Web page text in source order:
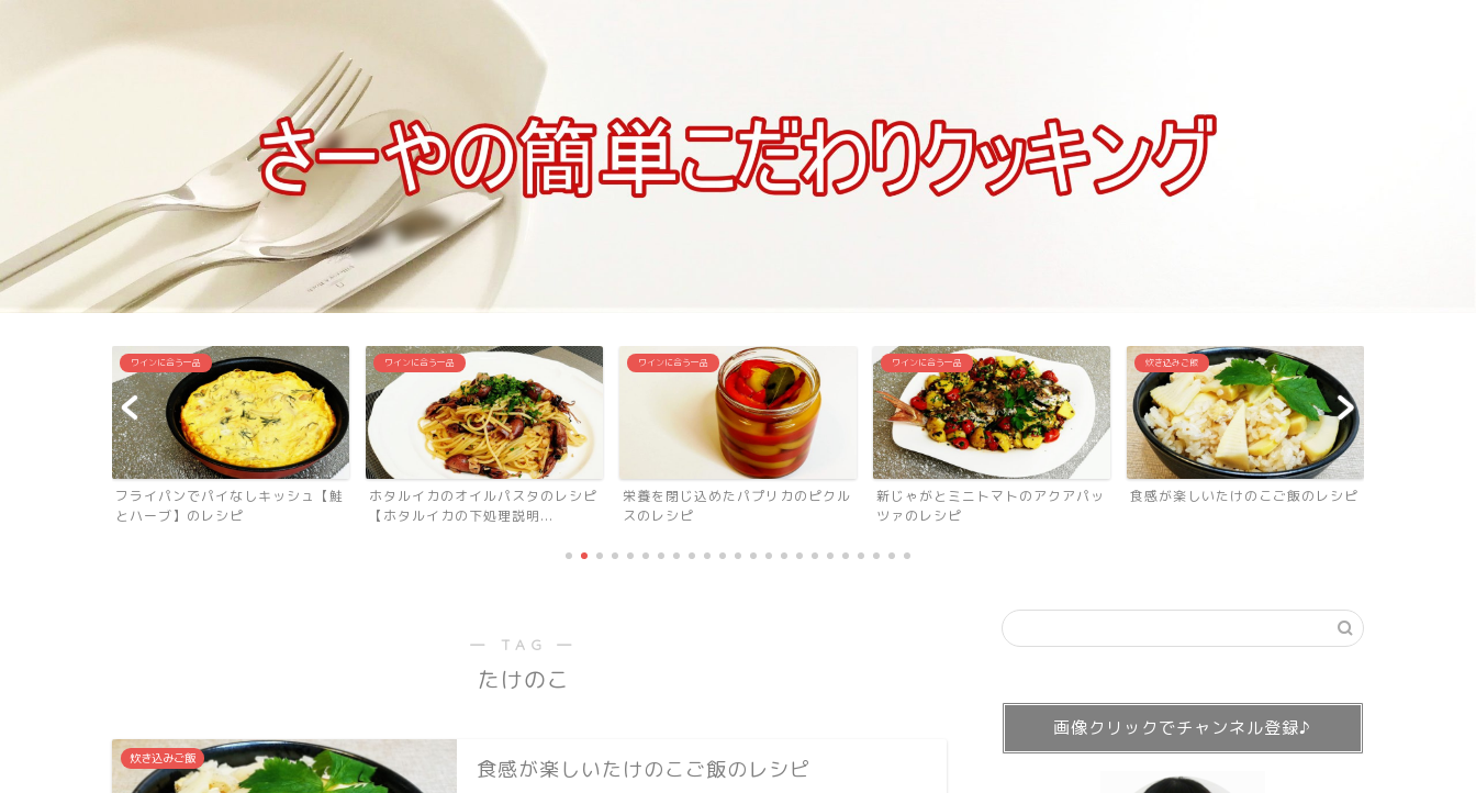
ワインに合う一品
ホタルイカのオイルパスタのレシピ
【ホタルイカの下処理説明...
ワインに合う一品
栄養を閉じ込めたパプリカのピクル
スのレシピ
ワインに合う一品
新じゃがとミニトマトのアクアパッ
ツァのレシピ
炊き込みご飯
食感が楽しいたけのこご飯のレシピ
ワインに合う一品
オーブンで自家製ポテトチップス
― TAG ―
たけのこ
炊き込みご飯 食感が楽しいたけのこご飯のレシピ
画像クリックでチャンネル登録♪